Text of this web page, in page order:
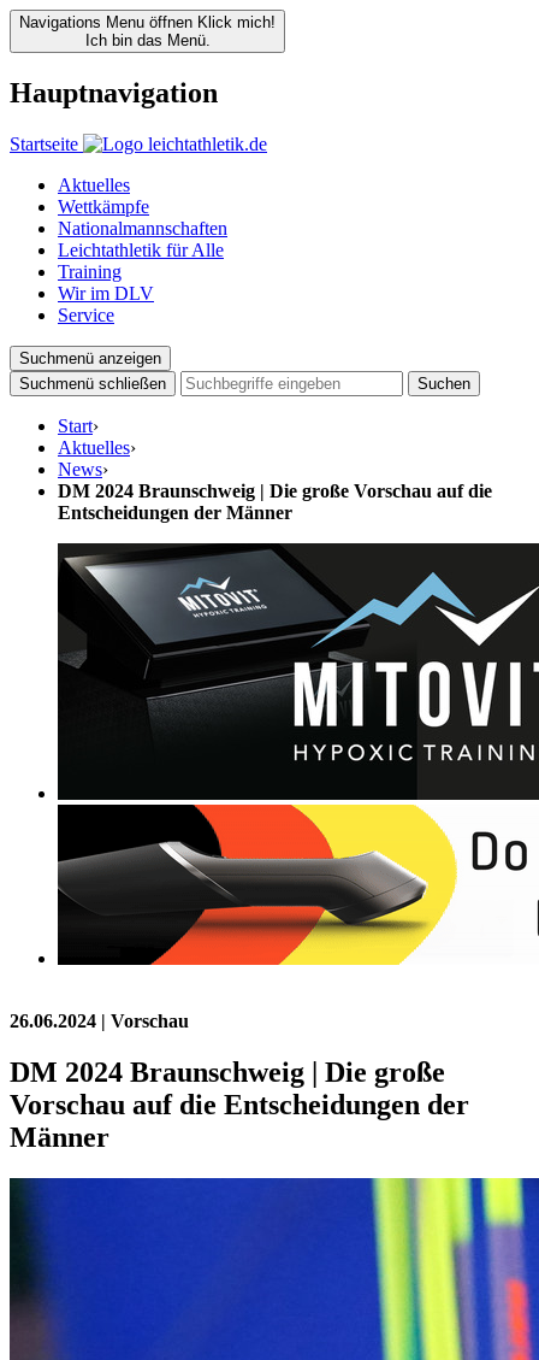
Navigations Menu öffnen Klick mich!
Ich bin das Menü.
Hauptnavigation
Startseite
Aktuelles
Wettkämpfe
Nationalmannschaften
Leichtathletik für Alle
Training
Wir im DLV
Service
Suchmenü anzeigen
Suchmenü schließen
Suchen
Start›
Aktuelles›
News›
DM 2024 Braunschweig | Die große Vorschau auf die
Entscheidungen der Männer
26.06.2024 | Vorschau
DM 2024 Braunschweig | Die große
Vorschau auf die Entscheidungen der
Männer